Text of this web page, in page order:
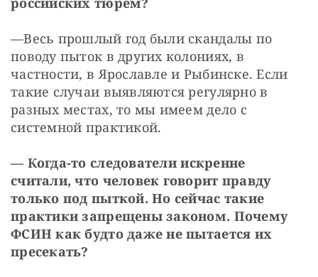
—Весь прошлый год были скандалы по
поводу пыток в других колониях, в
частности, в Ярославле и Рыбинске. Если
такие случаи выявляются регулярно в
разных местах, то мы имеем дело с
системной практикой.
— Когда-то следователи искренне
считали, что человек говорит правду
только под пыткой. Но сейчас такие
практики запрещены законом. Почему
ФСИН как будто даже не пытается их
пресекать?